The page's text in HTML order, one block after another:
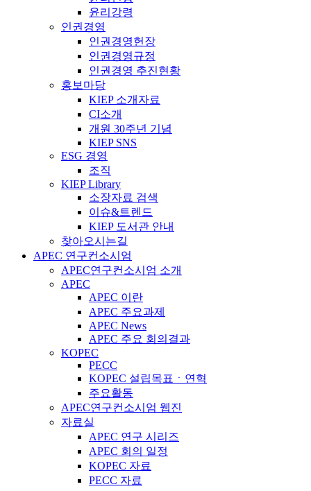
윤리강령
인권경영
인권경영헌장
인권경영규정
인권경영 추진현황
홍보마당
KIEP 소개자료
CI소개
개원 30주년 기념
KIEP SNS
ESG 경영
조직
KIEP Library
소장자료 검색
이슈&트렌드
KIEP 도서관 안내
찾아오시는길
APEC 연구컨소시엄
APEC연구컨소시엄 소개
APEC
APEC 이란
APEC 주요과제
APEC News
APEC 주요 회의결과
KOPEC
PECC
KOPEC 설립목표ㆍ연혁
주요활동
APEC연구컨소시엄 웹진
자료실
APEC 연구 시리즈
APEC 회의 일정
KOPEC 자료
PECC 자료